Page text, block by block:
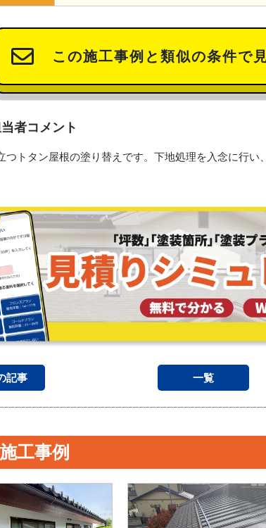
この施工事例と類似の条件で
者コメント
つトタン屋根の塗り替えです。下地処理を入念に行
記事 一覧
工事例